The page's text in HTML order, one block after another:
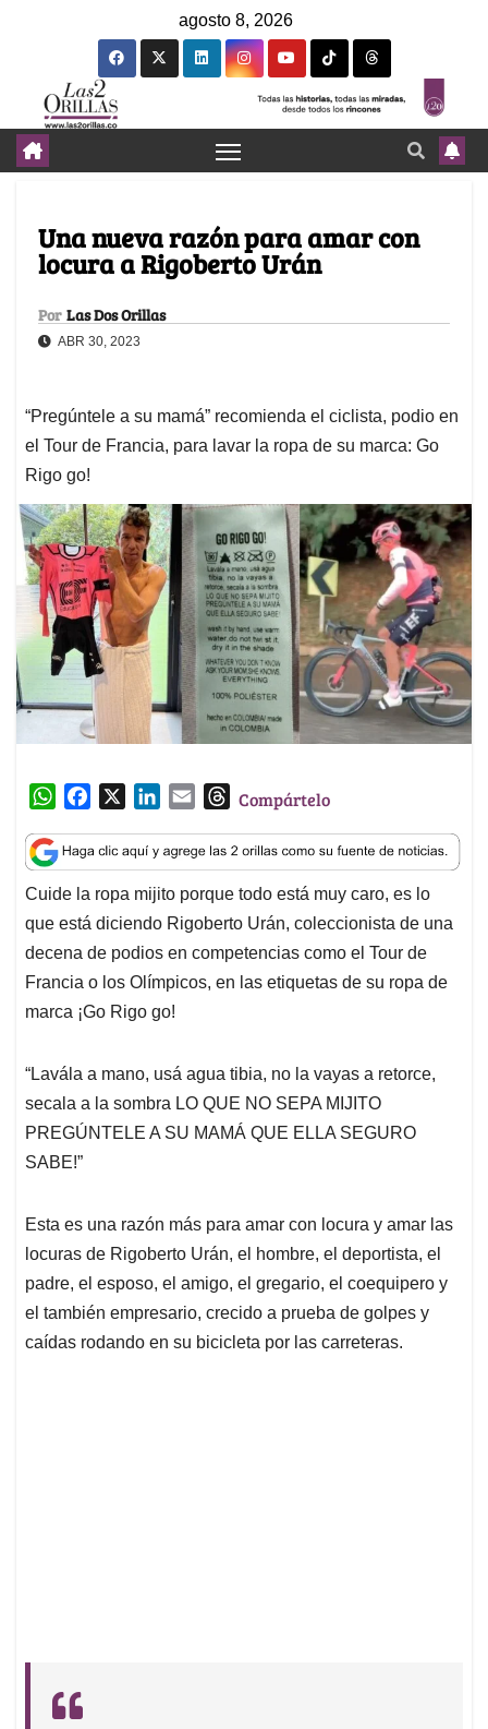
agosto 8, 2026
Una nueva razón para amar con
locura a Rigoberto Urán
Por Las Dos Orillas
ABR 30, 2023
“Pregúntele a su mamá” recomienda el ciclista, podio en
el Tour de Francia, para lavar la ropa de su marca: Go
Rigo go!
W
a
t
s
A
p
p
c
e
b
o
o
k
n
k
e
d
I
n
a
i
l
T
r
e
a
d
s
Compártelo
Cuide la ropa mijito porque todo está muy caro, es lo
que está diciendo Rigoberto Urán, coleccionista de una
decena de podios en competencias como el Tour de
Francia o los Olímpicos, en las etiquetas de su ropa de
marca ¡Go Rigo go!
“Lavála a mano, usá agua tibia, no la vayas a retorce,
secala a la sombra LO QUE NO SEPA MIJITO
PREGÚNTELE A SU MAMÁ QUE ELLA SEGURO
SABE!”
Esta es una razón más para amar con locura y amar las
locuras de Rigoberto Urán, el hombre, el deportista, el
padre, el esposo, el amigo, el gregario, el coequipero y
el también empresario, crecido a prueba de golpes y
caídas rodando en su bicicleta por las carreteras.